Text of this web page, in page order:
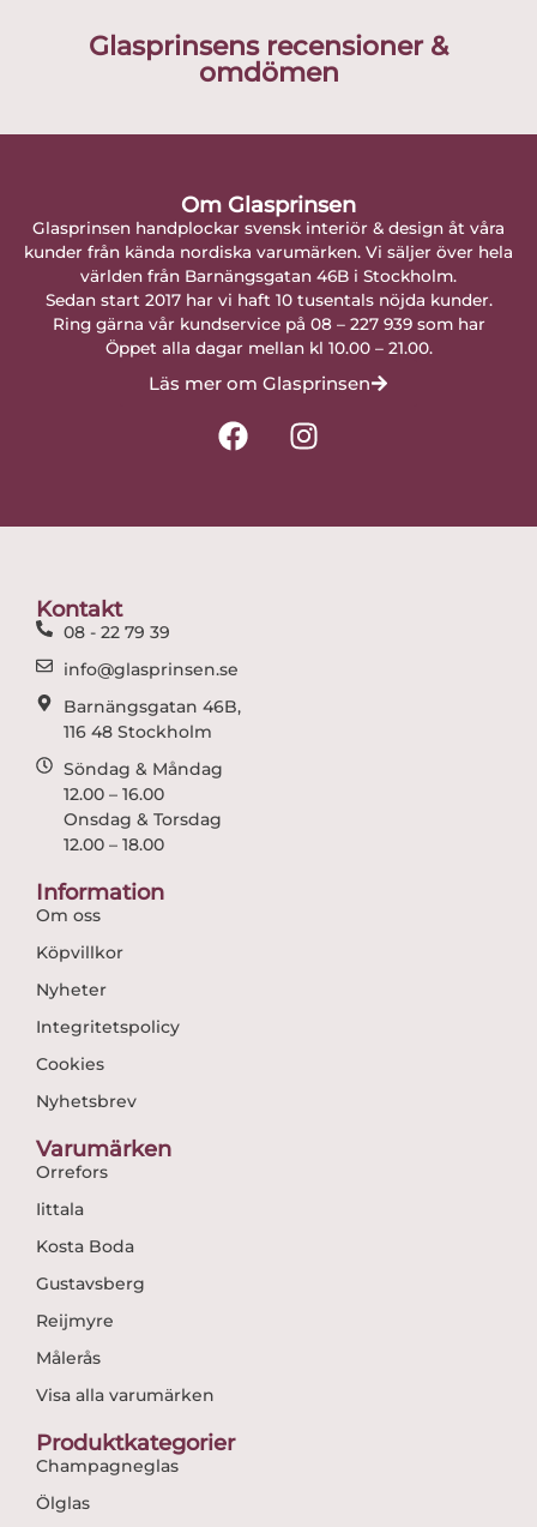
Glasprinsens recensioner &
omdömen
Om Glasprinsen
Glasprinsen handplockar svensk interiör & design åt våra
kunder från kända nordiska varumärken. Vi säljer över hela
världen från Barnängsgatan 46B i Stockholm.
Sedan start 2017 har vi haft 10 tusentals nöjda kunder.
Ring gärna vår kundservice på 08 – 227 939 som har
Öppet alla dagar mellan kl 10.00 – 21.00.
Läs mer om Glasprinsen
F
a
I
n
Kontakt
08 - 22 79 39
info@glasprinsen.se
Barnängsgatan 46B,
116 48 Stockholm
Söndag & Måndag
12.00 – 16.00
Onsdag & Torsdag
12.00 – 18.00
Information
Om oss
Köpvillkor
Nyheter
Integritetspolicy
Cookies
Nyhetsbrev
Varumärken
Orrefors
Iittala
Kosta Boda
Gustavsberg
Reijmyre
Målerås
Visa alla varumärken
Produktkategorier
Champagneglas
Ölglas